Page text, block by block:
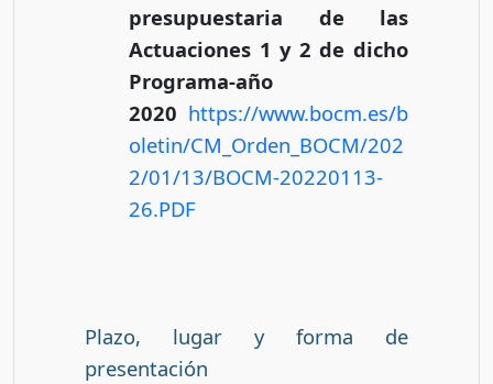
presupuestaria de las
Actuaciones 1 y 2 de dicho
Programa-año
2020 https://www.bocm.es/b
oletin/CM_Orden_BOCM/202
2/01/13/BOCM-20220113-
26.PDF
Plazo, lugar y forma de
presentación